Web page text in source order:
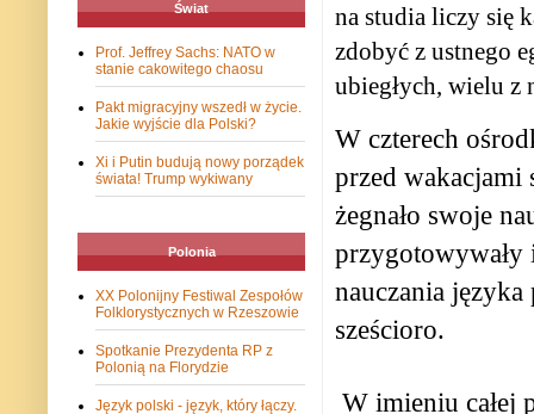
na studia liczy się
zdobyć z ustnego
ubiegłych, wielu z
W czterech
przed wakacjami
żegnało swoje
przygotowywały
nauczania
sześcioro.
W imieniu całej
Świat
Prof. Jeffrey Sachs: NATO w
stanie cakowitego chaosu
Pakt migracyjny wszedł w życie.
Jakie wyjście dla Polski?
Xi i Putin budują nowy porządek
świata! Trump wykiwany
Polonia
XX Polonijny Festiwal Zespołów
Folklorystycznych w Rzeszowie
Spotkanie Prezydenta RP z
Polonią na Florydzie
Język polski - język, który łączy.